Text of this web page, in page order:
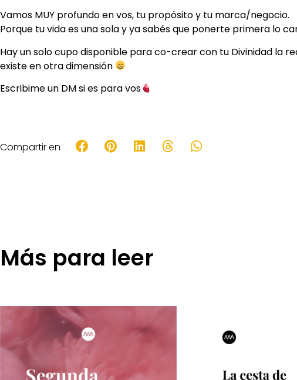
Vamos MUY profundo en vos, tu propósito y tu marca/negocio.
Porque tu vida es una sola y ya sabés que ponerte primera lo
Hay un solo cupo disponible para co-crear con tu Divinidad la
existe en otra dimensión
Escribime un DM si es para vos
Compartir en
Más para leer